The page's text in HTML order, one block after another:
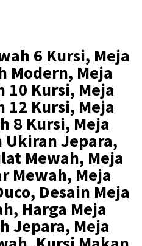
0
0
0
.
6 Kursi, Meja
Modern, Meja
10 Kursi, Meja
12 Kursi, Meja
8 Kursi, Meja
Ukiran Jepara,
Mewah, Meja
Mewah, Meja
Desain Meja
Harga Meja
Jepara, Meja